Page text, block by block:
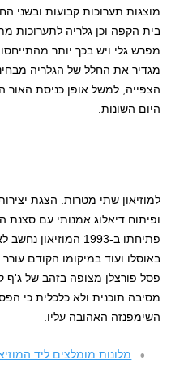
מוצגות תערוכות קבועות ובשני
בית הקפה וכן גלריה לתערוכות
מפרש גלי ויש בכך יותר
מגדיר את החלל של הגלריה
הצפייה, למשל אופן כניסת האור
היום השונות.
למוזיאון שתי מטרות. הצגת
ופיתוח דיאלוג אמנותי עם
פתיחתו ב-1993
מסיבה תוכנית ולא כלכלית כי
השימפנזה האהובה עליו.
מלונות מומלצים ליד